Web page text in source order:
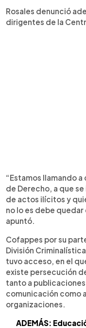
Rosales denunció
dirigentes de la
“Estamos llamando
de Derecho, a que
de actos ilícitos y
no lo es debe
apuntó.
Cofappes por su
División
tuvo acceso, en el
existe persecución
tanto a
comunicación como
organizaciones.
ADEMÁS: